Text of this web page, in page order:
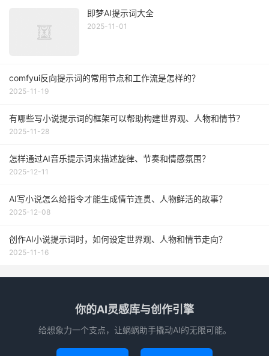
即梦AI提示词大全
2025-11-01
comfyui反向提示词的常用节点和工作流是怎样的？
2025-11-19
有哪些写小说提示词的框架可以帮助构建世界观、人物和情节？
2025-11-28
怎样通过AI音乐提示词来描述旋律、节奏和情感氛围？
2025-12-11
AI写小说怎么给指令才能生成情节连贯、人物鲜活的故事？
2025-12-08
创作AI小说提示词时，如何设定世界观、人物和情节走向？
2025-11-16
你的AI灵感库与创作引擎
给想象力一个支点，让蜗蜗助手撬动AI的无限可能。